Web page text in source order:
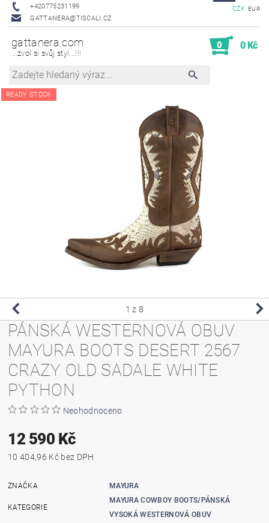
+420775231199
GATTANERA@TISCALI.CZ
CZK EUR
gattanera.com
...zvol si svůj styl...!!!
0 0 Kč
READY STOCK
1 z 8
PÁNSKÁ WESTERNOVÁ OBUV
MAYURA BOOTS DESERT 2567
CRAZY OLD SADALE WHITE
PYTHON
Neohodnoceno
12 590 Kč
10 404,96 Kč bez DPH
ZNAČKA MAYURA
KATEGORIE
MAYURA COWBOY BOOTS/PÁNSKÁ
VYSOKÁ WESTERNOVÁ OBUV